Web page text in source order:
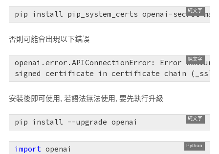
pip install pip_system_certs openai-secret-
否則可能會出現以下錯誤
openai.error.APIConnectionError: Error
signed certificate in certificate chain
安裝後即可使用, 若語法無法使用, 要先執行升級
pip install --upgrade openai
import openai